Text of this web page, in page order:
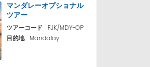
マンダレーオプショナル
ツアー
ツアーコード
FJK/MDY-OP
目的地
Mandalay